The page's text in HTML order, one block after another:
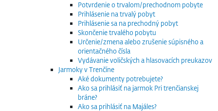
Potvrdenie o trvalom/prechodnom pobyte
Prihlásenie na trvalý pobyt
Prihlásenie sa na prechodný pobyt
Skončenie trvalého pobytu
Určenie/zmena alebo zrušenie súpisného a
orientačného čísla
Vydávanie voličských a hlasovacích preukazov
Jarmoky v Trenčíne
Aké dokumenty potrebujete?
Ako sa prihlásiť na jarmok Pri trenčianskej
bráne?
Ako sa prihlásiť na Majáles?